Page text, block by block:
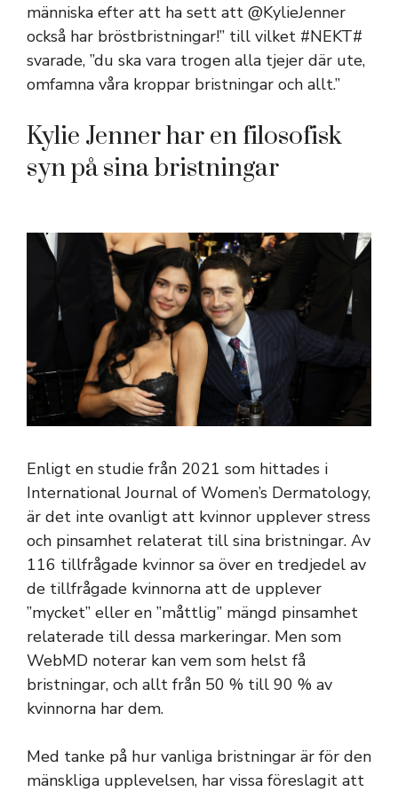
människa efter att ha sett att @KylieJenner
också har bröstbristningar!” till vilket #NEKT#
svarade, ”du ska vara trogen alla tjejer där ute,
omfamna våra kroppar bristningar och allt.”
Kylie Jenner har en filosofisk
syn på sina bristningar
Enligt en studie från 2021 som hittades i
International Journal of Women’s Dermatology,
är det inte ovanligt att kvinnor upplever stress
och pinsamhet relaterat till sina bristningar. Av
116 tillfrågade kvinnor sa över en tredjedel av
de tillfrågade kvinnorna att de upplever
”mycket” eller en ”måttlig” mängd pinsamhet
relaterade till dessa markeringar. Men som
WebMD noterar kan vem som helst få
bristningar, och allt från 50 % till 90 % av
kvinnorna har dem.
Med tanke på hur vanliga bristningar är för den
mänskliga upplevelsen, har vissa föreslagit att